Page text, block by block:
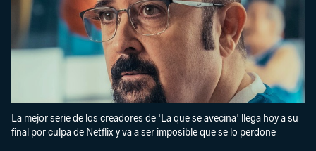
La mejor serie de los creadores de 'La que se avecina' llega hoy a su
final por culpa de Netflix y va a ser imposible que se lo perdone